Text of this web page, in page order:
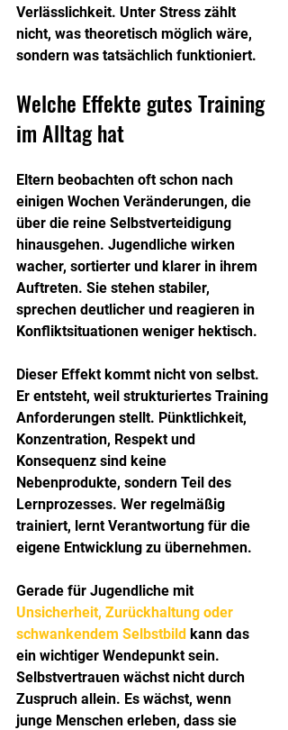
Verlässlichkeit. Unter Stress zählt
nicht, was theoretisch möglich wäre,
sondern was tatsächlich funktioniert.
Welche Effekte gutes Training
im Alltag hat
Eltern beobachten oft schon nach
einigen Wochen Veränderungen, die
über die reine Selbstverteidigung
hinausgehen. Jugendliche wirken
wacher, sortierter und klarer in ihrem
Auftreten. Sie stehen stabiler,
sprechen deutlicher und reagieren in
Konfliktsituationen weniger hektisch.
Dieser Effekt kommt nicht von selbst.
Er entsteht, weil strukturiertes Training
Anforderungen stellt. Pünktlichkeit,
Konzentration, Respekt und
Konsequenz sind keine
Nebenprodukte, sondern Teil des
Lernprozesses. Wer regelmäßig
trainiert, lernt Verantwortung für die
eigene Entwicklung zu übernehmen.
Gerade für Jugendliche mit
Unsicherheit, Zurückhaltung oder
schwankendem Selbstbild kann das
ein wichtiger Wendepunkt sein.
Selbstvertrauen wächst nicht durch
Zuspruch allein. Es wächst, wenn
junge Menschen erleben, dass sie